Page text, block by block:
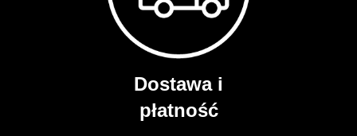
Dostawa i
płatność